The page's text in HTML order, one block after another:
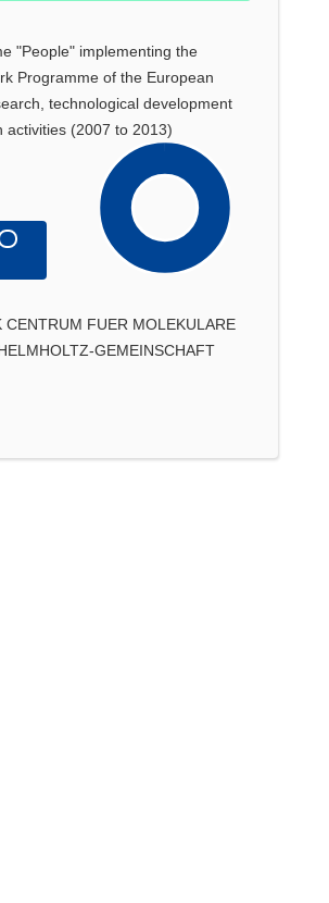
"People" implementing the
Programme of the European
technological development
activities (2007 to 2013)
CENTRUM FUER MOLEKULARE
GEMEINSCHAFT